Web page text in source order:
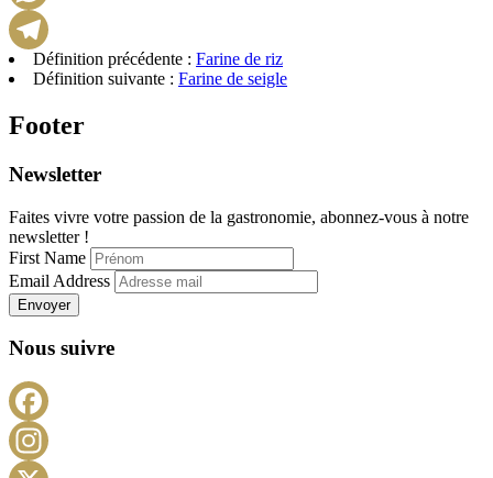
Telegram
Définition précédente : Farine de riz
Définition suivante : Farine de seigle
Footer
Newsletter
Faites vivre votre passion de la gastronomie, abonnez-vous à notre
newsletter !
First Name
Email Address
Envoyer
Nous suivre